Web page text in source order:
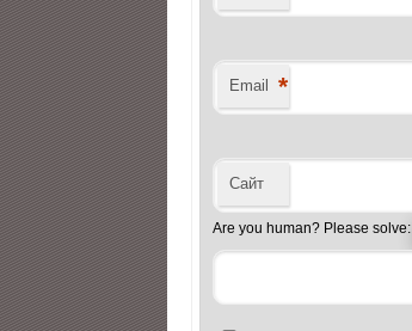
Email *
Сайт
Are you human? Please solve: